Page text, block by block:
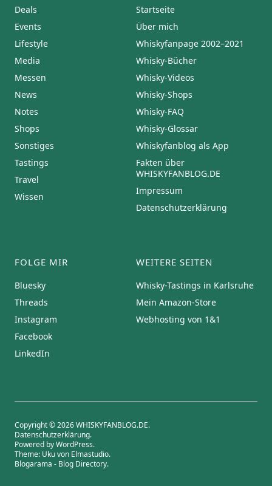
Deals
Events
Lifestyle
Media
Messen
News
Notes
Shops
Sonstiges
Tastings
Travel
Wissen
Startseite
Über mich
Whiskyfanpage 2002–2021
Whisky-Bücher
Whisky-Videos
Whisky-Shops
Whisky-FAQ
Whisky-Glossar
Whiskyfanblog als App
Fakten über
WHISKYFANBLOG.DE
Impressum
Datenschutzerklärung
FOLGE MIR
Bluesky
Threads
Instagram
Facebook
LinkedIn
WEITERE SEITEN
Whisky-Tastings in Karlsruhe
Mein Amazon-Store
Webhosting von 1&1
Copyright © 2026 WHISKYFANBLOG.DE
Datenschutzerklärung
Powered byWordPress
Theme: Uku von Elmastudio
Blogarama - Blog Directory